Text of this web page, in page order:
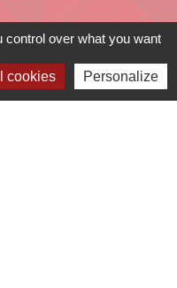
over what you want
cookies Personalize